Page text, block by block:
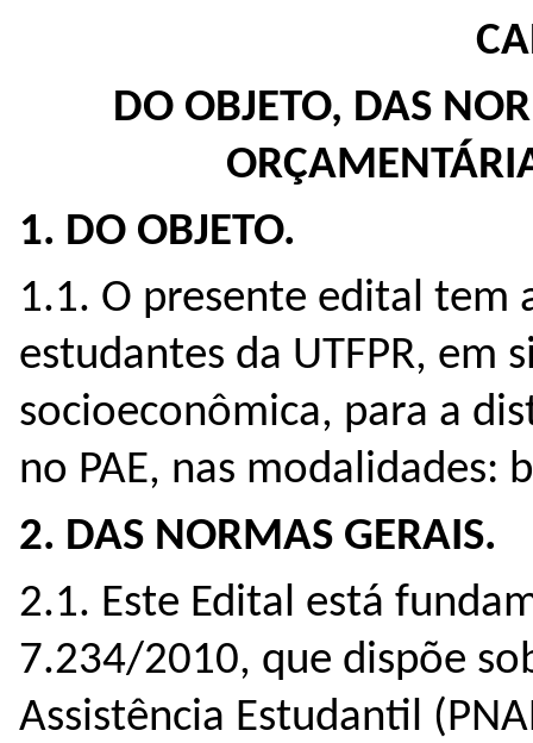
DO OBJETO, DAS
1. DO OBJETO.
1.1. O presente edital tem
estudantes da UTFPR, em
socioeconômica, para a
no PAE, nas modalidades:
2. DAS NORMAS GERAIS.
2.1. Este Edital está
7.234/2010, que dispõe
Assistência Estudantil